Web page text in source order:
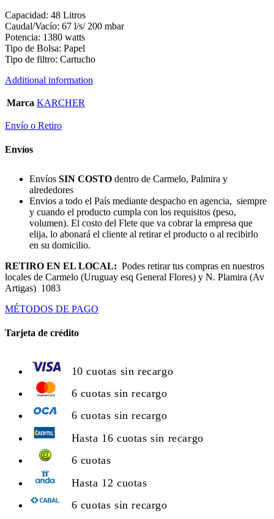
Capacidad: 48 Litros
Caudal/Vacío: 67 l/s/ 200 mbar
Potencia: 1380 watts
Tipo de Bolsa: Papel
Tipo de filtro: Cartucho
Additional information
Marca KARCHER
Envío o Retiro
Envíos
Envíos SIN COSTO dentro de Carmelo, Palmira y
alrededores
Envios a todo el País mediante despacho en agencia, siempre
y cuando el producto cumpla con los requisitos (peso,
volumen). El costo del Flete que va cobrar la empresa que
elija, lo abonará el cliente al retirar el producto o al recibirlo
en su domicilio.
RETIRO EN EL LOCAL: Podes retirar tus compras en nuestros
locales de Carmelo (Uruguay esq General Flores) y N. Plamira (Av
Artigas) 1083
MÉTODOS DE PAGO
Tarjeta de crédito
10 cuotas sin recargo
6 cuotas sin recargo
6 cuotas sin recargo
Hasta 16 cuotas sin recargo
6 cuotas
Hasta 12 cuotas
6 cuotas sin recargo